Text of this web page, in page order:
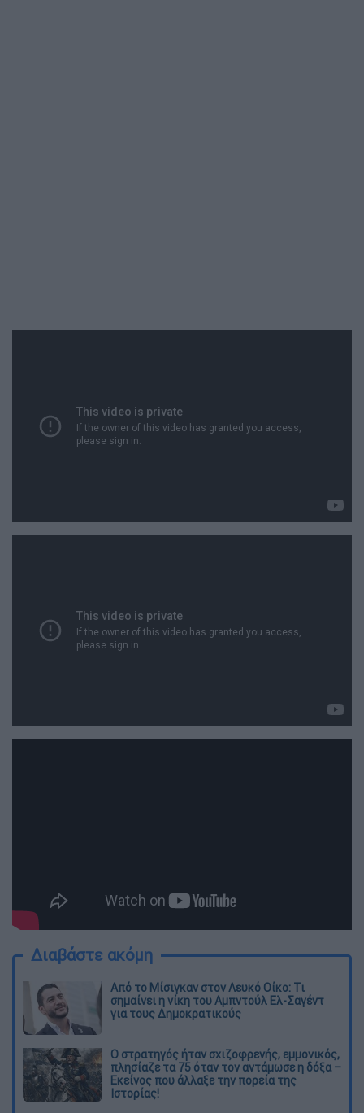
Διαβάστε ακόμη
Από το Μίσιγκαν στον Λευκό Οίκο: Τι
σημαίνει η νίκη του Αμπντούλ Ελ-Σαγέντ
για τους Δημοκρατικούς
O στρατηγός ήταν σχιζοφρενής, εμμονικός,
πλησίαζε τα 75 όταν τον αντάμωσε η δόξα –
Εκείνος που άλλαξε την πορεία της
Ιστορίας!